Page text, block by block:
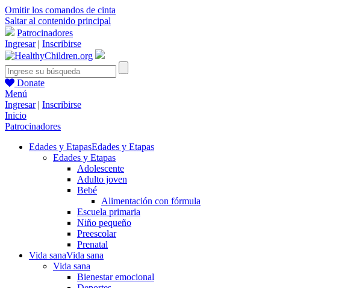
Omitir los comandos de cinta
Saltar al contenido principal
Patrocinadores
Ingresar| Inscribirse
Donate
Menú
Ingresar| Inscribirse
Inicio
Patrocinadores
Edades y EtapasEdades y Etapas
Edades y Etapas
Adolescente
Adulto joven
Bebé
Alimentación con fórmula
Escuela primaria
Niño pequeño
Preescolar
Prenatal
Vida sanaVida sana
Vida sana
Bienestar emocional